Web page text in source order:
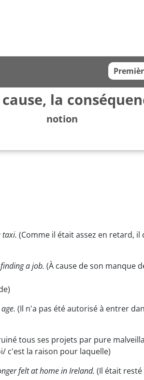
la
notion
taxi. (Comme il était assez en retard,
a job. (À cause de son manque
(Il n'a pas été autorisé à entrer
tous ses projets par pure
c'est la raison pour laquelle)
felt at home in Ireland. (Il était